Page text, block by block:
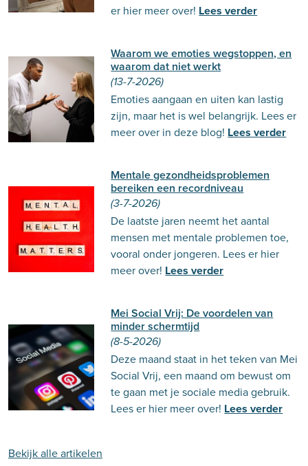
er hier meer over! Lees verder
Waarom we emoties wegstoppen, en
waarom dat niet werkt
(13-7-2026)
Emoties aangaan en uiten kan lastig
zijn, maar het is wel belangrijk. Lees er
meer over in deze blog! Lees verder
Mentale gezondheidsproblemen
bereiken een recordniveau
(3-7-2026)
De laatste jaren neemt het aantal
mensen met mentale problemen toe,
vooral onder jongeren. Lees er hier
meer over! Lees verder
Mei Social Vrij: De voordelen van
minder schermtijd
(8-5-2026)
Deze maand staat in het teken van Mei
Social Vrij, een maand om bewust om
te gaan met je sociale media gebruik.
Lees er hier meer over! Lees verder
Bekijk alle artikelen